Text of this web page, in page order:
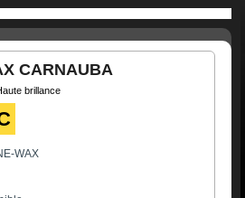
CARNAUBA
brillance
WAX